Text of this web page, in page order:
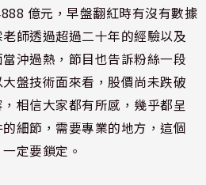
億元，早盤翻紅時有沒有數據
師透過超過二十年的經驗以及
沖過熱，節目也告訴粉絲一段
盤技術面來看，股價尚未跌破
相信大家都有所感，幾乎都呈
細節，需要專業的地方，這個
定要鎖定。